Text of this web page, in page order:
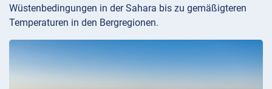
Wüstenbedingungen in der Sahara bis zu gemäßigteren
Temperaturen in den Bergregionen.